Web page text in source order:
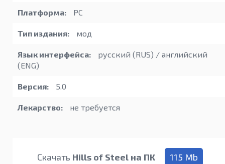
Платформа: PC
Тип издания: мод
Язык интерфейса:
русский (RUS) / английский
(ENG)
Версия: 5.0
Лекарство: не требуется
Скачать Hills of Steel на ПК 115 Mb